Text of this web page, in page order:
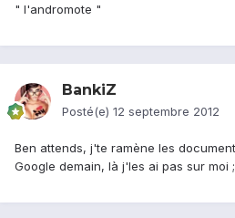
" l'andromote "
BankiZ
Posté(e) 12 septembre 2012
Ben attends, j'te ramène les
Google demain, là j'les ai pas sur moi